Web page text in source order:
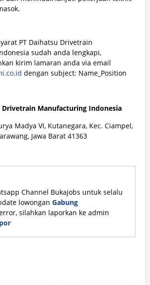
PT Daihatsu Drivetrain
sudah anda lengkapi,
kirim lamaran anda via email
dengan subject: Name_Position
Drivetrain Manufacturing Indonesia
Madya VI, Kutanegara, Kec. Ciampel,
Jawa Barat 41363
Channel Bukajobs untuk selalu
lowongan Gabung
silahkan laporkan ke admin